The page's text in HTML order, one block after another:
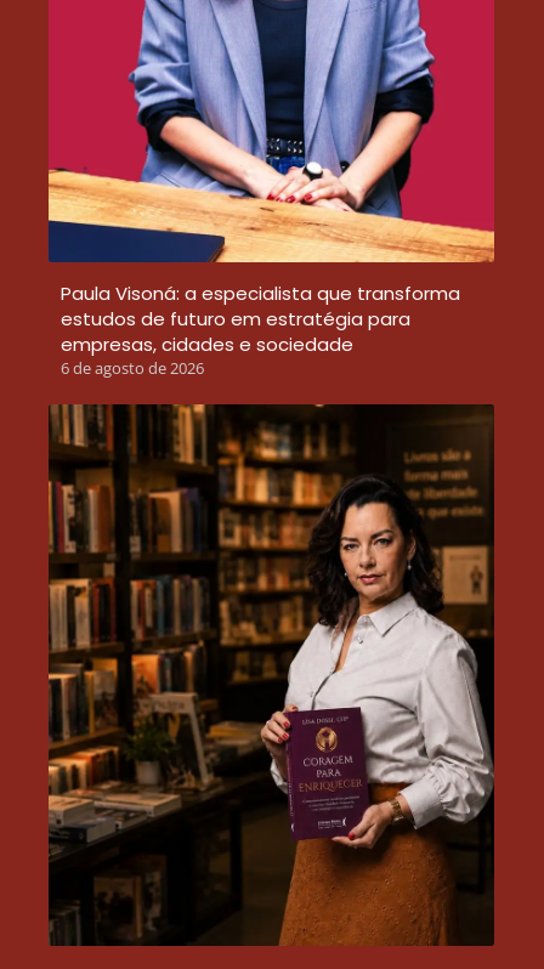
Paula Visoná: a especialista que transforma
estudos de futuro em estratégia para
empresas, cidades e sociedade
6 de agosto de 2026